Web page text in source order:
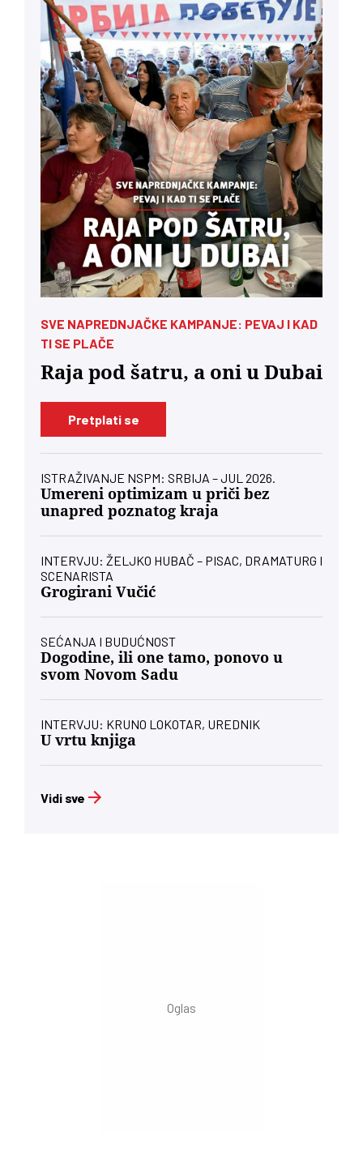
SVE NAPREDNJAČKE KAMPANJE: PEVAJ I KAD
TI SE PLAČE
Raja pod šatru, a oni u Dubai
Pretplati se
ISTRAŽIVANJE NSPM: SRBIJA – JUL 2026.
Umereni optimizam u priči bez
unapred poznatog kraja
INTERVJU: ŽELJKO HUBAČ – PISAC, DRAMATURG I
SCENARISTA
Grogirani Vučić
SEĆANJA I BUDUĆNOST
Dogodine, ili one tamo, ponovo u
svom Novom Sadu
INTERVJU: KRUNO LOKOTAR, UREDNIK
U vrtu knjiga
Vidi sve